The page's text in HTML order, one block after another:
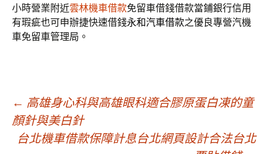
小時營業附近雲林機車借款免留車借錢借款當鋪銀行信用
有瑕疵也可申辦捷快速借錢永和汽車借款之優良專營汽機
車免留車管理局。
文
← 高雄身心科與高雄眼科適合膠原蛋白凍的童
顏針與美白針
台北機車借款保障計息台北網頁設計合法台北